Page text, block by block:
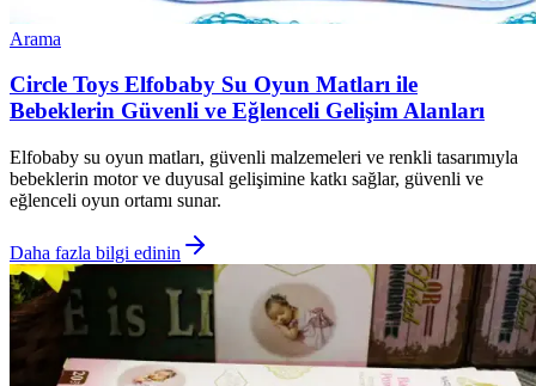
Arama
Circle Toys Elfobaby Su Oyun Matları ile
Bebeklerin Güvenli ve Eğlenceli Gelişim Alanları
Elfobaby su oyun matları, güvenli malzemeleri ve renkli tasarımıyla
bebeklerin motor ve duyusal gelişimine katkı sağlar, güvenli ve
eğlenceli oyun ortamı sunar.
Daha fazla bilgi edinin